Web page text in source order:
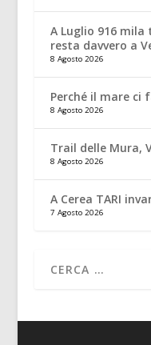
A Luglio 916
resta davvero a
8 Agosto 2026
Perché il mare ci
8 Agosto 2026
Trail delle Mura,
8 Agosto 2026
A Cerea TARI
7 Agosto 2026